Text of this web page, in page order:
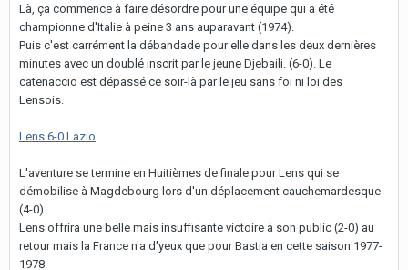
Là, ça commence à faire désordre pour une équipe qui a été
championne d'Italie à peine 3 ans auparavant (1974).
Puis c'est carrément la débandade pour elle dans les deux dernières
minutes avec un doublé inscrit par le jeune Djebaili. (6-0). Le
catenaccio est dépassé ce soir-là par le jeu sans foi ni loi des
Lensois.
Lens 6-0 Lazio
L'aventure se termine en Huitièmes de finale pour Lens qui se
démobilise à Magdebourg lors d'un déplacement cauchemardesque
(4-0)
Lens offrira une belle mais insuffisante victoire à son public (2-0) au
retour mais la France n'a d'yeux que pour Bastia en cette saison 1977-
1978.